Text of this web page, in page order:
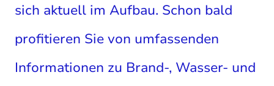
sich aktuell im Aufbau. Schon bald
profitieren Sie von umfassenden
Informationen zu Brand-, Wasser- und